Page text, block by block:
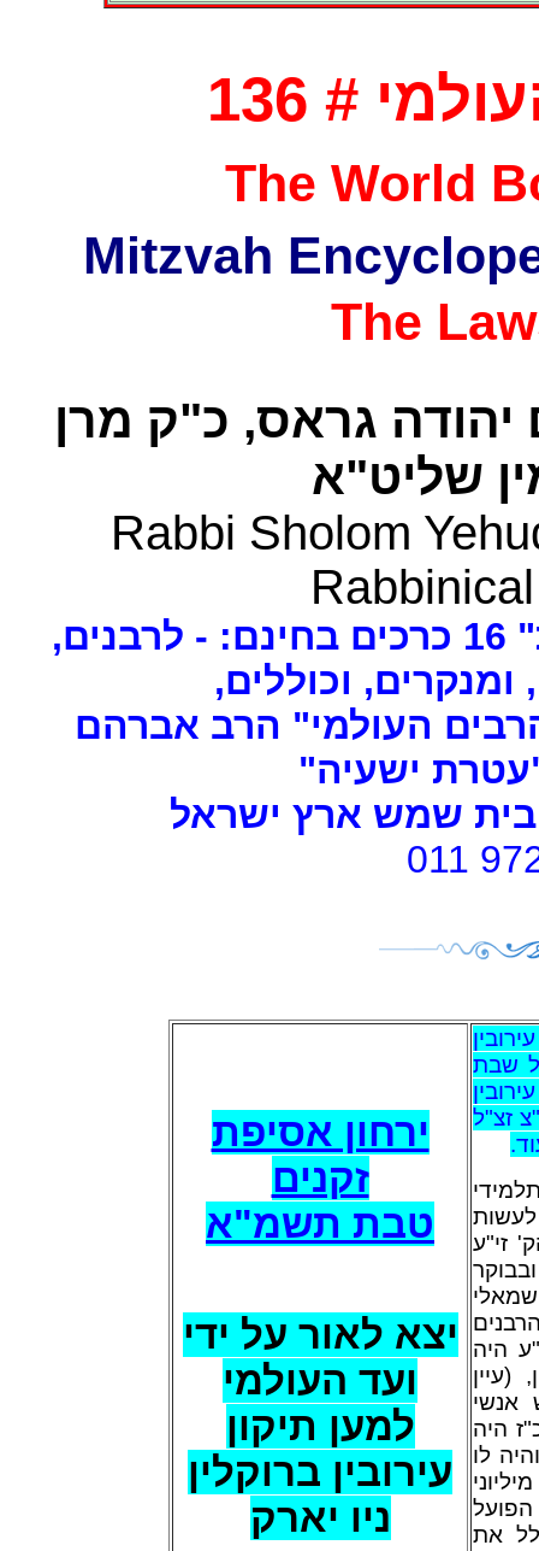
# 136
The World
The
גראס, כ"ק מרן
שליט"א
Rabbi Sholom
ומנקרים, וכוללים,
העולמי" הרב אברהם
ישעיה"
שמש ארץ ישראל
011
שבת
זצ"ל
זי"ע
היה
(עיין
אנשי
היה
לו
הפועל
את
ירחון אסיפת
זקנים
טבת תשמ"א
יצא לאור על ידי
ועד העולמי
למען תיקון
עירובין ברוקלין
ניו יארק